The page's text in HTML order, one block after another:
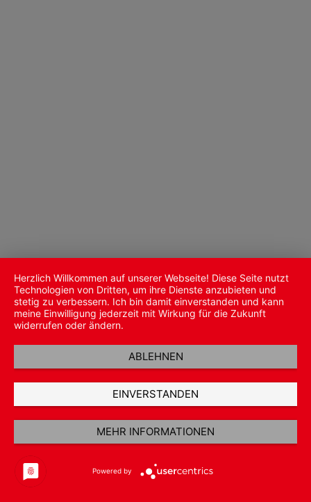
Herzlich Willkommen auf unserer Webseite! Diese Seite nutzt
Technologien von Dritten, um ihre Dienste anzubieten und
stetig zu verbessern. Ich bin damit einverstanden und kann
meine Einwilligung jederzeit mit Wirkung für die Zukunft
widerrufen oder ändern.
ABLEHNEN
EINVERSTANDEN
MEHR INFORMATIONEN
Powered by